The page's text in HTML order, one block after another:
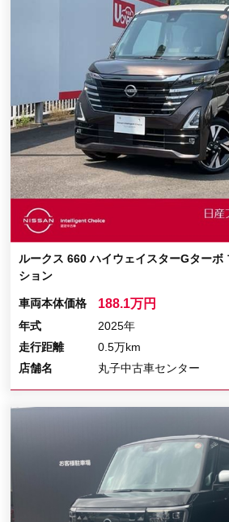
ルークス 660 ハイウェイスターGターボ
ション
車両本体価格 188.1万円
年式
2025年
走行距離
0.5万km
店舗名
丸子中古車センター